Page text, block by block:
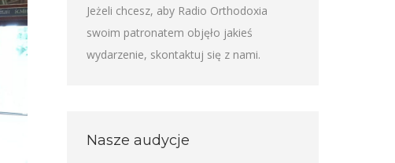
Jeżeli chcesz, aby Radio Orthodoxia
swoim patronatem objęło jakieś
wydarzenie, skontaktuj się z nami.
Nasze audycje